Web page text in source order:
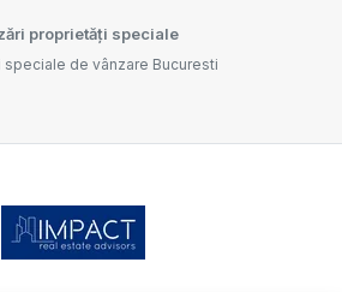
proprietăți speciale
speciale de vânzare Bucuresti